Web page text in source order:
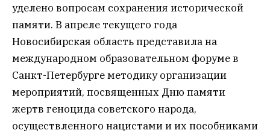
уделено вопросам сохранения исторической
памяти. В апреле текущего года
Новосибирская область представила на
международном образовательном форуме в
Санкт-Петербурге методику организации
мероприятий, посвященных Дню памяти
жертв геноцида советского народа,
осуществленного нацистами и их пособниками